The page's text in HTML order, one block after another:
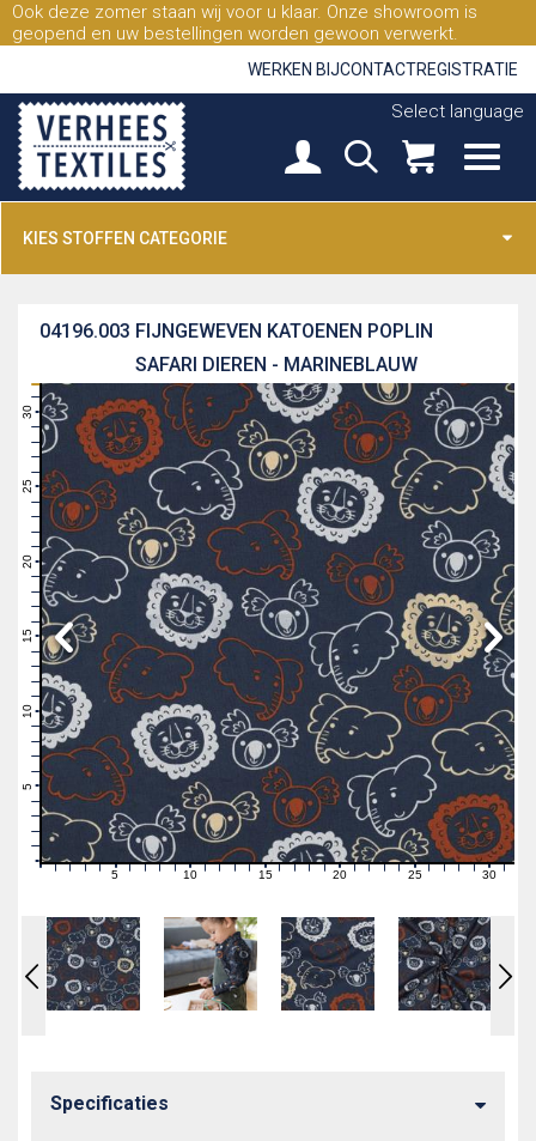
Ook deze zomer staan wij voor u klaar. Onze showroom is
geopend en uw bestellingen worden gewoon verwerkt.
WERKEN BIJCONTACTREGISTRATIE
Select language
KIES STOFFEN CATEGORIE
FIJNGEWEVEN KATOENEN POPLIN
SAFARI DIEREN - MARINEBLAUW
04196.003
0
3
8
10
11
12
13
14
15
16
17
18
19
20
21
25
26
28
29
30
0 1 2 3 4 6 7 89 111213141516171819 2021222324252627282930 31
Specificaties